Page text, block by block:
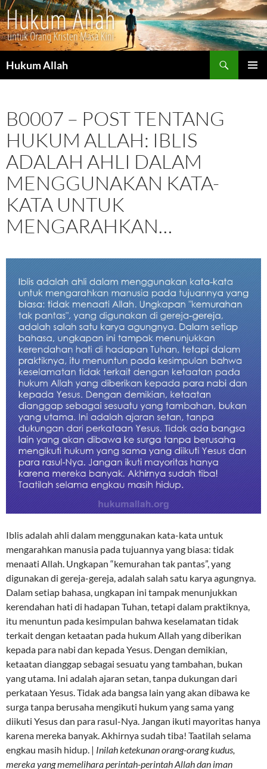
Hukum Allah
B0007 – POST TENTANG
HUKUM ALLAH: IBLIS
ADALAH AHLI DALAM
MENGGUNAKAN KATA-
KATA UNTUK
MENGARAHKAN…
Iblis adalah ahli dalam menggunakan kata-kata untuk
mengarahkan manusia pada tujuannya yang biasa: tidak
menaati Allah. Ungkapan “kemurahan tak pantas”, yang
digunakan di gereja-gereja, adalah salah satu karya agungnya.
Dalam setiap bahasa, ungkapan ini tampak menunjukkan
kerendahan hati di hadapan Tuhan, tetapi dalam praktiknya,
itu menuntun pada kesimpulan bahwa keselamatan tidak
terkait dengan ketaatan pada hukum Allah yang diberikan
kepada para nabi dan kepada Yesus. Dengan demikian,
ketaatan dianggap sebagai sesuatu yang tambahan, bukan
yang utama. Ini adalah ajaran setan, tanpa dukungan dari
perkataan Yesus. Tidak ada bangsa lain yang akan dibawa ke
surga tanpa berusaha mengikuti hukum yang sama yang
diikuti Yesus dan para rasul-Nya. Jangan ikuti mayoritas hanya
karena mereka banyak. Akhirnya sudah tiba! Taatilah selama
engkau masih hidup. | Inilah ketekunan orang-orang kudus,
mereka yang memelihara perintah-perintah Allah dan iman